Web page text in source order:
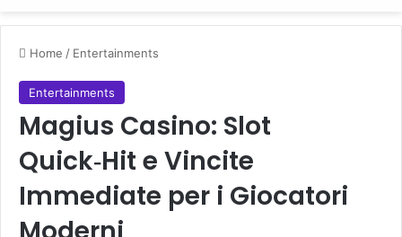
Home / Entertainments
Entertainments
Magius Casino: Slot
Quick‑Hit e Vincite
Immediate per i Giocatori